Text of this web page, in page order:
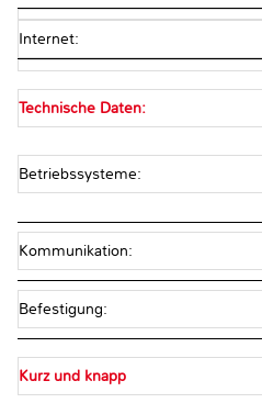
Internet:
Technische Daten:
Betriebssysteme:
Kommunikation:
Befestigung:
Kurz und knapp